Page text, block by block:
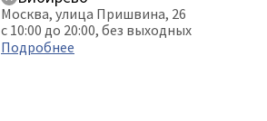
Москва, улица Пришвина, 26
с 10:00 до 20:00, без выходных
Подробнее